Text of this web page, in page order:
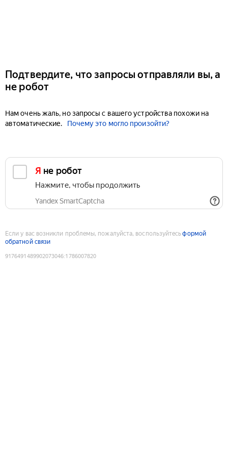
Подтвердите, что запросы отправляли вы, а
не робот
Нам очень жаль, но запросы с вашего устройства похожи на
автоматические.
Почему это могло произойти?
Я не робот
Нажмите, чтобы продолжить
Yandex SmartCaptcha
Если у вас возникли проблемы, пожалуйста, воспользуйтесьформой
обратной связи
9176491489902073046:1786007820